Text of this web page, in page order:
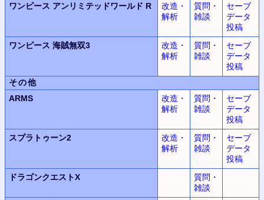
ワンピース アンリミテッドワールド R
改造・
解析
質問・
雑談
セーブ
データ
投稿
ワンピース 海賊無双3
改造・
解析
質問・
雑談
セーブ
データ
投稿
その他
ARMS
改造・
解析
質問・
雑談
セーブ
データ
投稿
スプラトゥーン2
改造・
解析
質問・
雑談
セーブ
データ
投稿
ドラゴンクエストX
質問・
雑談